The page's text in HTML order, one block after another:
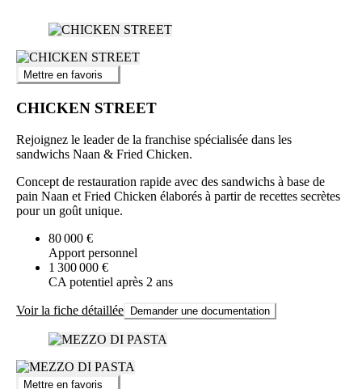
Mettre en favoris
CHICKEN STREET
Rejoignez le leader de la franchise spécialisée dans les
sandwichs Naan & Fried Chicken.
Concept de restauration rapide avec des sandwichs à base de
pain Naan et Fried Chicken élaborés à partir de recettes secrètes
pour un goût unique.
80 000 €
Apport personnel
1 300 000 €
CA potentiel après 2 ans
Voir la fiche détaillée Demander une documentation
Mettre en favoris